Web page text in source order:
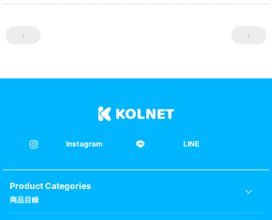
Instagram LINE
Product Categories
商品目錄